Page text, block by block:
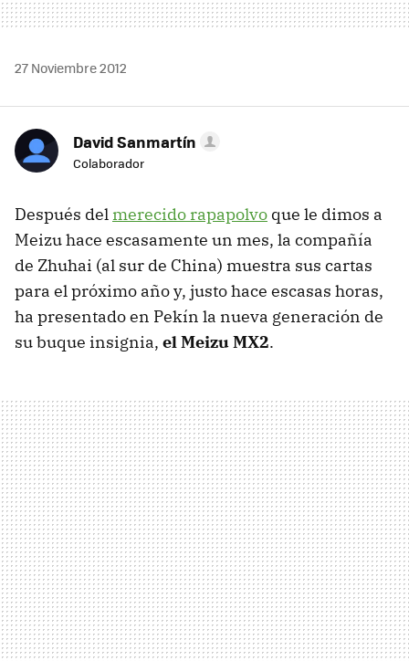
27 Noviembre 2012
David Sanmartín
Colaborador
Después del merecido rapapolvo que le dimos a
Meizu hace escasamente un mes, la compañía
de Zhuhai (al sur de China) muestra sus cartas
para el próximo año y, justo hace escasas horas,
ha presentado en Pekín la nueva generación de
su buque insignia, el Meizu MX2.